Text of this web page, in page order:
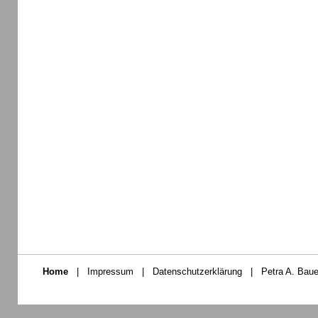
Home | Impressum | Datenschutzerklärung | Petra A.